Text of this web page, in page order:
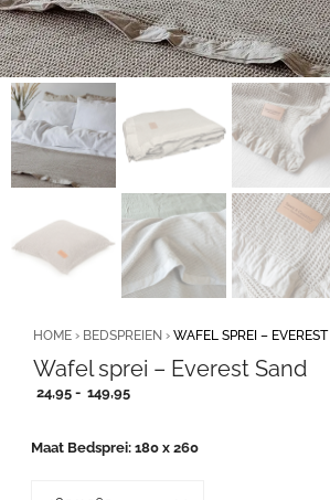
HOME › BEDSPREIEN › WAFEL SPREI –
Wafel sprei – Everest Sand
24,95 - 149,95Prijsklasse:
149,95
Maat Bedsprei 180 x 260